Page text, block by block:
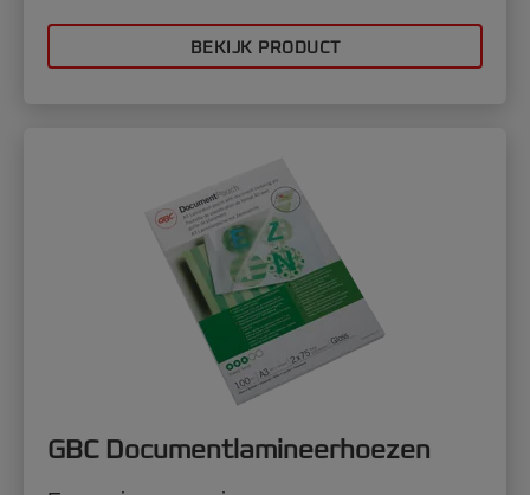
BEKIJK PRODUCT
GBC Documentlamineerhoezen